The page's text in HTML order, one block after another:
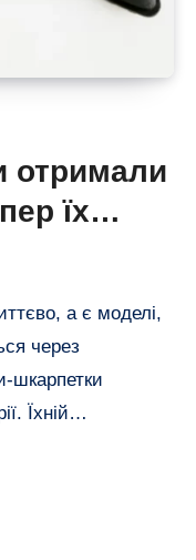
отримали
їх
а є моделі,
через
шкарпетки
Їхній…